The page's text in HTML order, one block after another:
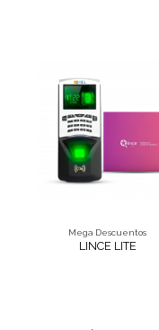
Mega Descuentos
LINCE LITE